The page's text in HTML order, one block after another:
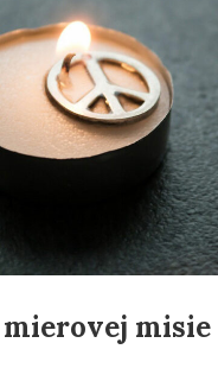
misie